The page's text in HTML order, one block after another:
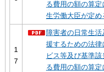
る費用の額の算
生労働大臣が定め
1
7
障害者の日常生
援するための法
ビス等及び基準
る費用の額の算